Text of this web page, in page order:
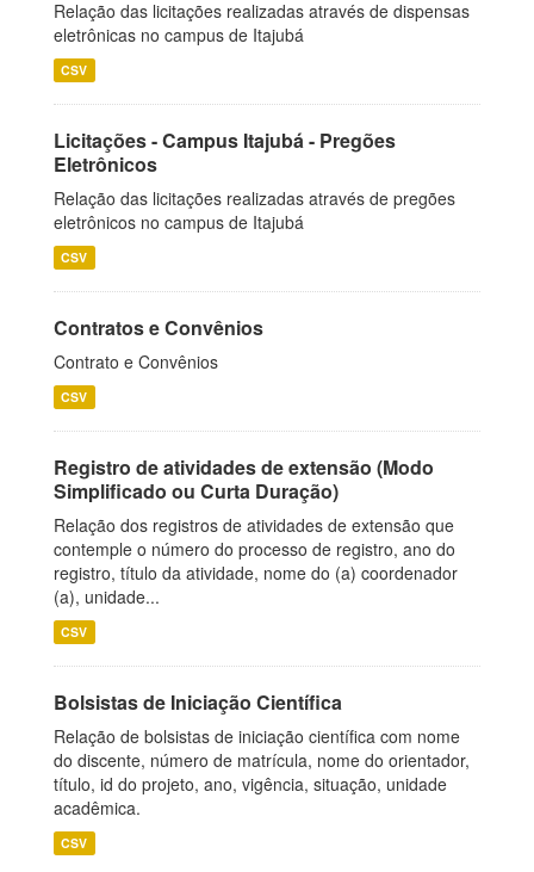
Relação das licitações realizadas através de dispensas
eletrônicas no campus de Itajubá
CSV
Licitações - Campus Itajubá - Pregões
Eletrônicos
Relação das licitações realizadas através de pregões
eletrônicos no campus de Itajubá
CSV
Contratos e Convênios
Contrato e Convênios
CSV
Registro de atividades de extensão (Modo
Simplificado ou Curta Duração)
Relação dos registros de atividades de extensão que
contemple o número do processo de registro, ano do
registro, título da atividade, nome do (a) coordenador
(a), unidade...
CSV
Bolsistas de Iniciação Científica
Relação de bolsistas de iniciação científica com nome
do discente, número de matrícula, nome do orientador,
título, id do projeto, ano, vigência, situação, unidade
acadêmica.
CSV